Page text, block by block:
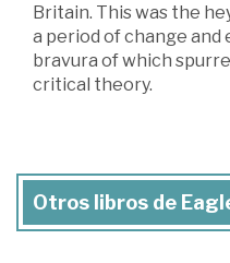
Britain. This was the
a period of change
bravura of which
critical theory.
Otros libros de